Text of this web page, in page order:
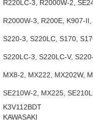
R220LC-3, R2000W-2,
R2000W-3, R200E, K907-
S220-3, S220LC, S170,
S220LC-3, S220LC-V,
MX8-2, MX222, MX202W,
SE210W-2, MX225,
K3V112BDT
KAWASAKI